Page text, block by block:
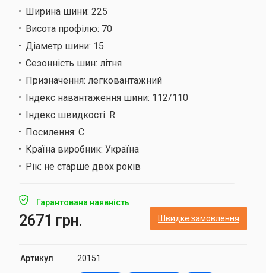
Ширина шини: 225
Висота профілю: 70
Діаметр шини: 15
Сезонність шин: літня
Призначення: легковантажний
Індекс навантаження шини: 112/110
Індекс швидкості: R
Посилення: C
Країна виробник: Україна
Рік: не старше двох років
Гарантована наявність
2671 грн. Швидке замовлення
Артикул 20151